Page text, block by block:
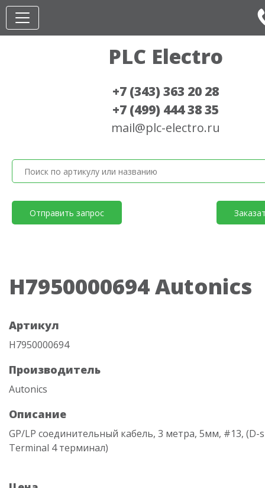
PLC Electro
+7 (343) 363 20 28
+7 (499) 444 38 35
mail@plc-electro.ru
Отправить запрос
H7950000694 Autonics
Артикул
H7950000694
Производитель
Autonics
Описание
GP/LP соединительный кабель, 3 метра, 5мм, #13, (D-
Terminal 4 терминал)